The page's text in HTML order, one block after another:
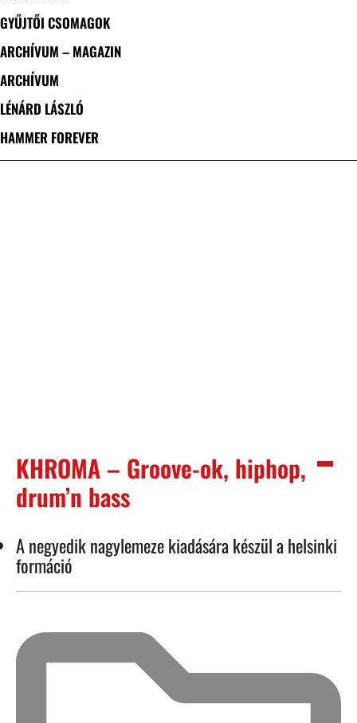
GYŰJTŐI CSOMAGOK
ARCHÍVUM – MAGAZIN
ARCHÍVUM
LÉNÁRD LÁSZLÓ
HAMMER FOREVER
KHROMA – Groove-ok, hiphop,
drum’n bass
A negyedik nagylemeze kiadására készül a helsinki
formáció